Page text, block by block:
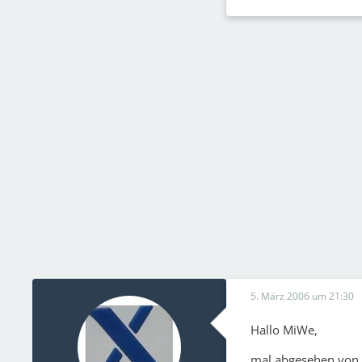
5. März 2006 um 21:30
Hallo MiWe,